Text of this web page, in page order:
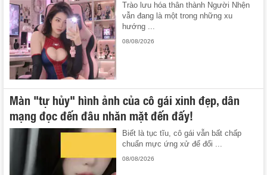
Trào lưu hóa thân thành Người Nhện
vẫn đang là một trong những xu
hướng ...
08/08/2026
Màn "tự hủy" hình ảnh của cô gái xinh đẹp, dân
mạng đọc đến đâu nhăn mặt đến đấy!
Biết là tục tĩu, cô gái vẫn bất chấp
chuẩn mực ứng xử để đổi ...
08/08/2026